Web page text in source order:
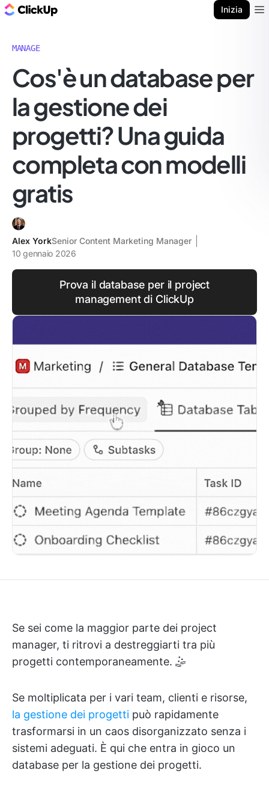
Inizia
MANAGE
Cos'è un database per
la gestione dei
progetti? Una guida
completa con modelli
gratis
Alex YorkSenior Content Marketing Manager
10 gennaio 2026
Prova il database per il project
management di ClickUp
Se sei come la maggior parte dei project
manager, ti ritrovi a destreggiarti tra più
progetti contemporaneamente. 🤹
Se moltiplicata per i vari team, clienti e risorse,
la gestione dei progetti può rapidamente
trasformarsi in un caos disorganizzato senza i
sistemi adeguati. È qui che entra in gioco un
database per la gestione dei progetti.